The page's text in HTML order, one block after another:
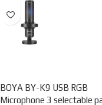
BOYA BY-K9 USB RGB
Microphone 3 selectable